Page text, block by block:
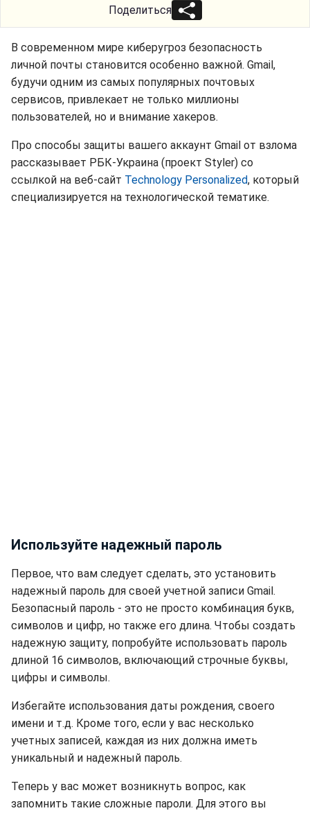
Поделиться
В современном мире киберугроз безопасность
личной почты становится особенно важной. Gmail,
будучи одним из самых популярных почтовых
сервисов, привлекает не только миллионы
пользователей, но и внимание хакеров.
Про способы защиты вашего аккаунт Gmail от взлома
рассказывает РБК-Украина (проект Styler) со
ссылкой на веб-сайт Technology Personalized, который
специализируется на технологической тематике.
Используйте надежный пароль
Первое, что вам следует сделать, это установить
надежный пароль для своей учетной записи Gmail.
Безопасный пароль - это не просто комбинация букв,
символов и цифр, но также его длина. Чтобы создать
надежную защиту, попробуйте использовать пароль
длиной 16 символов, включающий строчные буквы,
цифры и символы.
Избегайте использования даты рождения, своего
имени и т.д. Кроме того, если у вас несколько
учетных записей, каждая из них должна иметь
уникальный и надежный пароль.
Теперь у вас может возникнуть вопрос, как
запомнить такие сложные пароли. Для этого вы